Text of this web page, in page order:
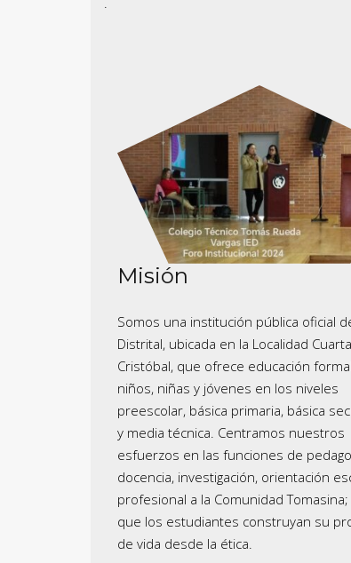
Misión
Somos una institución pública oficial
Distrital, ubicada en la Localidad
Cristóbal, que ofrece educación
niños, niñas y jóvenes en los niveles
preescolar, básica primaria, básica
y media técnica. Centramos nuestros
esfuerzos en las funciones de
docencia, investigación, orientación
profesional a la Comunidad
que los estudiantes construyan su
de vida desde la ética.